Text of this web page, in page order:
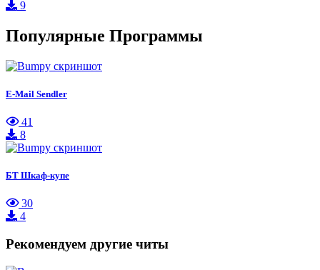
9
Популярные Программы
E-Mail Sendler
41
8
БТ Шкаф-купе
30
4
Рекомендуем другие читы